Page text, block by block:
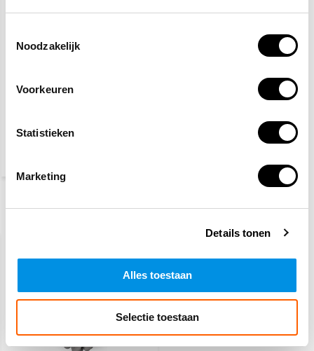
Noodzakelijk
Voorkeuren
Statistieken
Marketing
Details tonen
Alles toestaan
Selectie toestaan
Veiligheidshesje geel